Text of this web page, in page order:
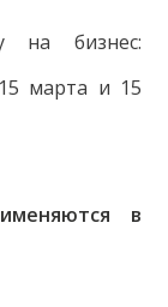
на бизнес:
марта и 15
в